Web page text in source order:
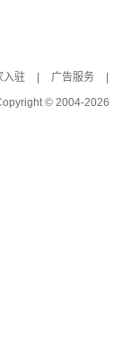
入驻 广告服务
© 2004-2026